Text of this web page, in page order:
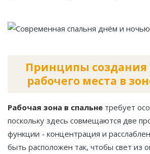
Принципы создания
рабочего места в
Рабочая зона в спальне требует
поскольку здесь совмещаются две
функции - концентрация и
быть расположен так, чтобы свет из